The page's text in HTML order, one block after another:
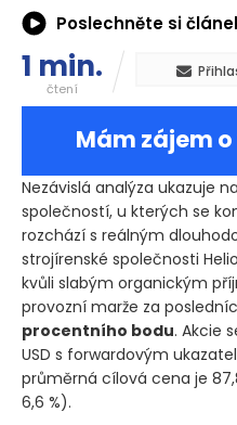
Poslechněte si
1 min.
čtení
Mám zájem
Nezávislá analýza ukazuje
společností, u kterých se
rozchází s reálným
strojírenské společnosti
kvůli slabým organickým
provozní marže za
procentního bodu. Akcie
USD s forwardovým
průměrná cílová cena je
6,6 %).